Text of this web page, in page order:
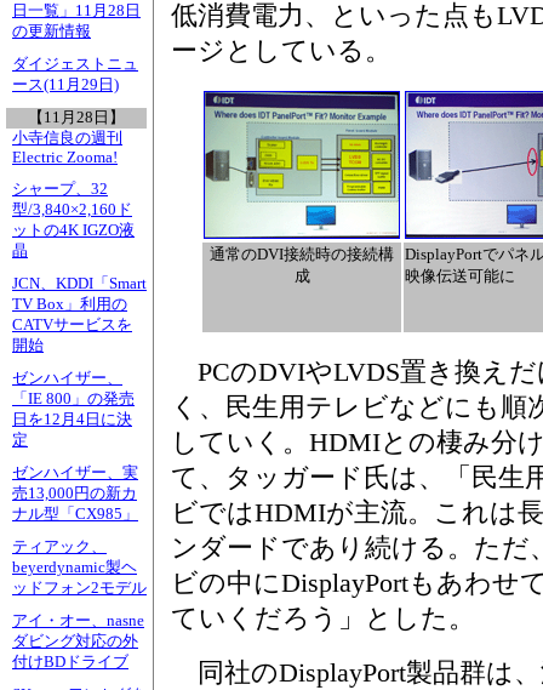
日一覧」11月28日
の更新情報
ダイジェストニュ
ース(11月29日)
【11月28日】
小寺信良の週刊
Electric Zooma!
シャープ、32
型/3,840×2,160ド
ットの4K IGZO液
晶
JCN、KDDI「Smart
TV Box」利用の
CATVサービスを
開始
ゼンハイザー、
「IE 800」の発売
日を12月4日に決
定
ゼンハイザー、実
売13,000円の新カ
ナル型「CX985」
ティアック、
beyerdynamic製ヘ
ッドフォン2モデル
アイ・オー、nasne
ダビング対応の外
付けBDドライブ
低消費電力、といった点も
ージとしている。
通常のDVI接続時の接続構
成
DisplayPortでパネ
映像伝送可能に
PCのDVIやLVDS置き換え
く、民生用テレビなどにも順
していく。HDMIとの棲み分
て、タッガード氏は、「民生
ビではHDMIが主流。これは
ンダードであり続ける。ただ
ビの中にDisplayPortもあわせ
ていくだろう」とした。
同社のDisplayPort製品群は